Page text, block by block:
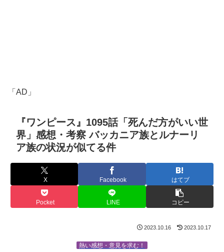
「AD」
『ワンピース』1095話「死んだ方がいい世
界」感想・考察 バッカニア族とルナーリ
ア族の状況が似てる件
X Facebook はてブ
Pocket LINE コピー
2023.10.16 2023.10.17
熱い感想・意見を求む！